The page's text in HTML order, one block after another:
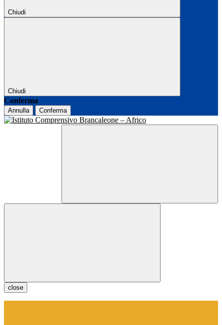
Chiudi
Chiudi
Conferma
Annulla Conferma
close